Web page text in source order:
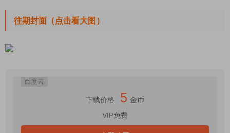
往期封面（点击看大图）
百度云
下载价格 5 金币
VIP免费